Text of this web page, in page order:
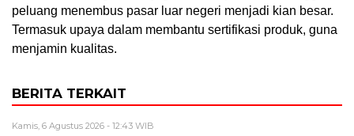
peluang menembus pasar luar negeri menjadi kian besar.
Termasuk upaya dalam membantu sertifikasi produk, guna
menjamin kualitas.
BERITA TERKAIT
Kamis, 6 Agustus 2026 - 12:43 WIB